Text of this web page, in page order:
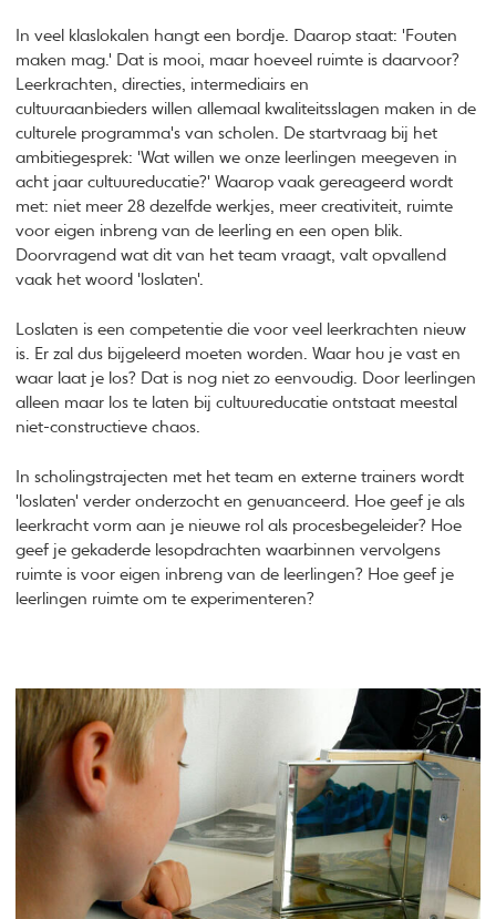
In veel klaslokalen hangt een bordje. Daarop staat: 'Fouten
maken mag.' Dat is mooi, maar hoeveel ruimte is daarvoor?
Leerkrachten, directies, intermediairs en
cultuuraanbieders willen allemaal kwaliteitsslagen maken in de
culturele programma's van scholen. De startvraag bij het
ambitiegesprek: 'Wat willen we onze leerlingen meegeven in
acht jaar cultuureducatie?' Waarop vaak gereageerd wordt
met: niet meer 28 dezelfde werkjes, meer creativiteit, ruimte
voor eigen inbreng van de leerling en een open blik.
Doorvragend wat dit van het team vraagt, valt opvallend
vaak het woord 'loslaten'.
Loslaten is een competentie die voor veel leerkrachten nieuw
is. Er zal dus bijgeleerd moeten worden. Waar hou je vast en
waar laat je los? Dat is nog niet zo eenvoudig. Door leerlingen
alleen maar los te laten bij cultuureducatie ontstaat meestal
niet-constructieve chaos.
In scholingstrajecten met het team en externe trainers wordt
'loslaten' verder onderzocht en genuanceerd. Hoe geef je als
leerkracht vorm aan je nieuwe rol als procesbegeleider? Hoe
geef je gekaderde lesopdrachten waarbinnen vervolgens
ruimte is voor eigen inbreng van de leerlingen? Hoe geef je
leerlingen ruimte om te experimenteren?